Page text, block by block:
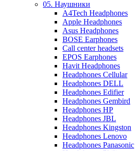
05. Наушники
A4Tech Headphones
Apple Headphones
Asus Headphones
BOSE Earphones
Call center headsets
EPOS Earphones
Havit Headphones
Headphones Cellular
Headphones DELL
Headphones Edifier
Headphones Gembird
Headphones HP
Headphones JBL
Headphones Kingston
Headphones Lenovo
Headphones Panasonic